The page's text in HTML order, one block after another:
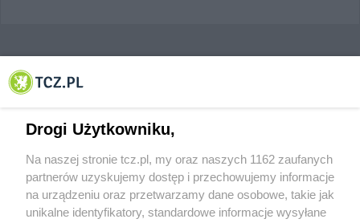
© 2001-2026 Tczew - TCZ.PL Sp. z o.o. Internetowy Serwis Informacyjny Miasta
Drogi Użytkowniku,
Na naszej stronie tcz.pl, my oraz naszych 1162 zaufanych
partnerów uzyskujemy dostęp i przechowujemy informacje
na urządzeniu oraz przetwarzamy dane osobowe, takie jak
unikalne identyfikatory, standardowe informacje wysyłane